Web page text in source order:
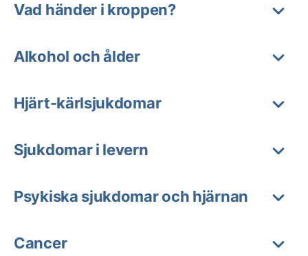
Vad händer i kroppen?
Alkohol och ålder
Hjärt-kärlsjukdomar
Sjukdomar i levern
Psykiska sjukdomar och hjärnan
Cancer